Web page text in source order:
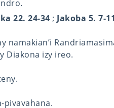
22. 24-34 ; Jakoba 5. 7-11
namakian’i
Diakona izy ireo.
pivavahana.